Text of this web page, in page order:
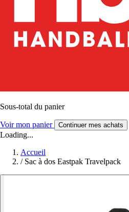
Sous-total du panier
Voir mon panier Continuer mes achats
Loading...
Accueil
/ Sac à dos Eastpak Travelpack